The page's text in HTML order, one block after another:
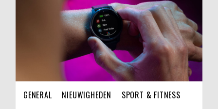
GENERAL NIEUWIGHEDEN SPORT & FITNESS